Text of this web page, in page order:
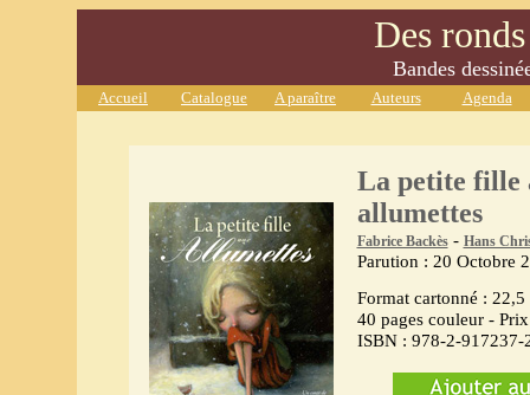
Des
Bandes
Accueil Catalogue A paraître Auteurs Agenda
La petite fille
allumettes
Fabrice Backès- Hans
Parution : 20 Octobre
Format cartonné :
40 pages couleur -
ISBN : 978-2-917237-